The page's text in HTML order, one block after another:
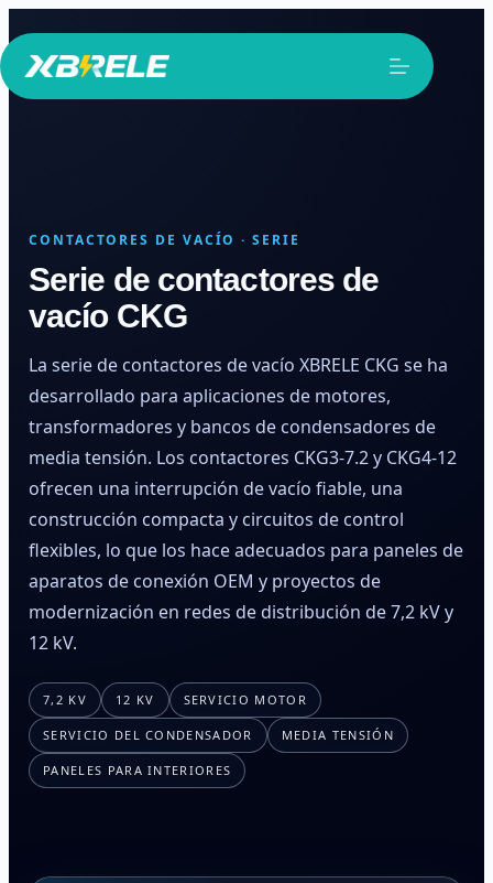
Saltar
al
contenido
CONTACTORES DE VACÍO · SERIE
Serie de contactores de
vacío CKG
La serie de contactores de vacío XBRELE CKG se ha
desarrollado para aplicaciones de motores,
transformadores y bancos de condensadores de
media tensión. Los contactores CKG3-7.2 y CKG4-12
ofrecen una interrupción de vacío fiable, una
construcción compacta y circuitos de control
flexibles, lo que los hace adecuados para paneles de
aparatos de conexión OEM y proyectos de
modernización en redes de distribución de 7,2 kV y
12 kV.
7,2 KV 12 KV SERVICIO MOTOR
SERVICIO DEL CONDENSADOR MEDIA TENSIÓN
PANELES PARA INTERIORES